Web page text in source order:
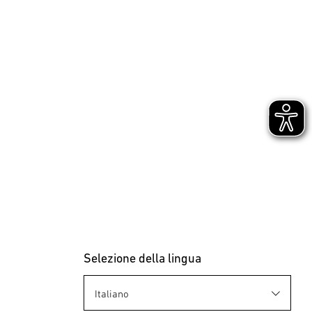
Selezione della lingua